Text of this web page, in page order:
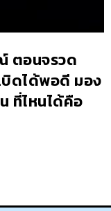
ตอนจรวด
บิดได้พอดี มอง
ที่ไหนได้คือ